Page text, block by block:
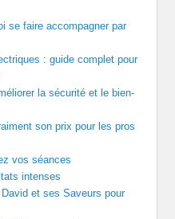
se faire accompagner par
: guide complet pour
la sécurité et le bien-
son prix pour les pros
vos séances
intenses
et ses Saveurs pour